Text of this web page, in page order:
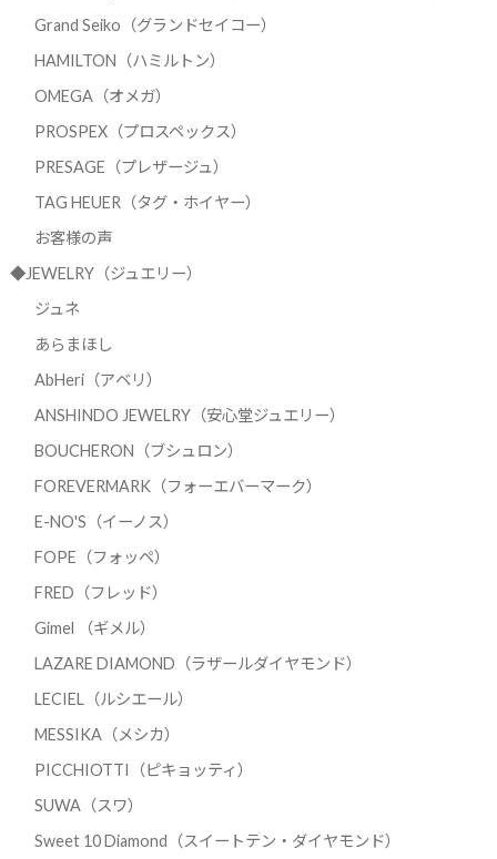
Grand Seiko（グランドセイコー）
HAMILTON（ハミルトン）
OMEGA（オメガ）
PROSPEX（プロスペックス）
PRESAGE（プレザージュ）
TAG HEUER（タグ・ホイヤー）
お客様の声
◆JEWELRY（ジュエリー）
ジュネ
あらまほし
AbHeri（アベリ）
ANSHINDO JEWELRY（安心堂ジュエリー）
BOUCHERON（ブシュロン）
FOREVERMARK（フォーエバーマーク）
E-NO'S（イーノス）
FOPE（フォッペ）
FRED（フレッド）
Gimel （ギメル）
LAZARE DIAMOND（ラザールダイヤモンド）
LECIEL（ルシエール）
MESSIKA（メシカ）
PICCHIOTTI（ピキョッティ）
SUWA（スワ）
Sweet 10 Diamond（スイートテン・ダイヤモンド）